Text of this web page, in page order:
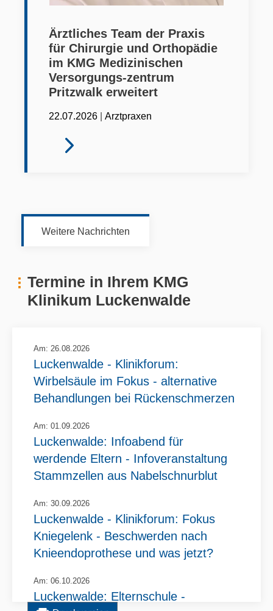
Ärztliches Team der Praxis
für Chirurgie und Orthopädie
im KMG Medizinischen
Versorgungs-zentrum
Pritzwalk erweitert
22.07.2026 Arztpraxen
Weitere Nachrichten
Termine in Ihrem KMG
Klinikum Luckenwalde
Am: 26.08.2026
Luckenwalde - Klinikforum:
Wirbelsäule im Fokus - alternative
Behandlungen bei Rückenschmerzen
Am: 01.09.2026
Luckenwalde: Infoabend für
werdende Eltern - Infoveranstaltung
Stammzellen aus Nabelschnurblut
Am: 30.09.2026
Luckenwalde - Klinikforum: Fokus
Kniegelenk - Beschwerden nach
Knieendoprothese und was jetzt?
Am: 06.10.2026
Luckenwalde: Elternschule -